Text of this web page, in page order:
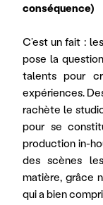
conséquence)
C’est un fait :
pose la
talents pour
expériences.
rachète le
pour se
production in-
des scènes
matière, grâce
qui a bien